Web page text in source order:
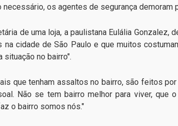
necessário, os agentes de segurança demoram
de uma loja, a paulistana Eulália Gonzalez,
na cidade de São Paulo e que muitos
situação no bairro".
que tenham assaltos no bairro, são feitos
Não se tem bairro melhor para viver, que
o bairro somos nós."